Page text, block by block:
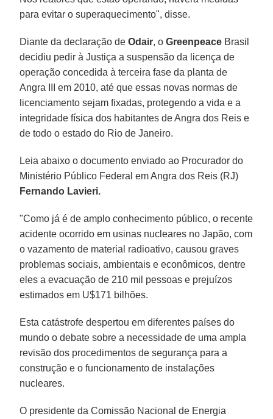
para evitar o superaquecimento", disse.
Diante da declaração deOdair, oGreenpeace Brasil
decidiu pedir à Justiça a suspensão da licença de
operação concedida à terceira fase da planta de
Angra III em 2010, até que essas novas normas de
licenciamento sejam fixadas, protegendo a vida e a
integridade física dos habitantes de Angra dos Reis e
de todo o estado do Rio de Janeiro.
Leia abaixo o documento enviado ao Procurador do
Ministério Público Federal em Angra dos Reis (RJ)
Fernando Lavieri.
"Como já é de amplo conhecimento público, o recente
acidente ocorrido em usinas nucleares no Japão, com
o vazamento de material radioativo, causou graves
problemas sociais, ambientais e econômicos, dentre
eles a evacuação de 210 mil pessoas e prejuízos
estimados em U$171 bilhões.
Esta catástrofe despertou em diferentes países do
mundo o debate sobre a necessidade de uma ampla
revisão dos procedimentos de segurança para a
construção e o funcionamento de instalações
nucleares.
O presidente da Comissão Nacional de Energia